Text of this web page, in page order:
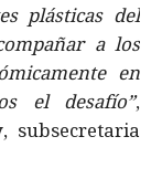
plásticas del
a los
en
el desafío”,
, subsecretaria